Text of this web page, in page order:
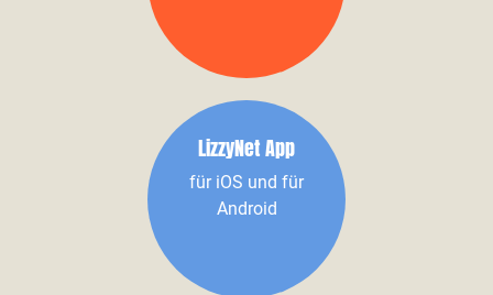
LizzyNet App
für iOS und für
Android